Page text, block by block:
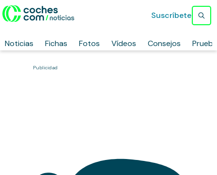
Noticias Fichas Fotos Vídeos Consejos
Suscríbete
Publicidad